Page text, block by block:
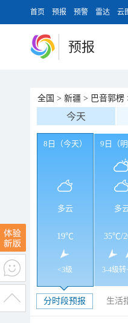
首页 预报 预警 雷达 云
预报
全国 > 新疆 > 巴音郭楞
今天
8日（今天）
多云
19℃
<3级
9日（明
多
35℃/
3-4级转
分时段预报 生活